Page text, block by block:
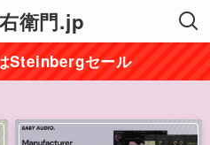
衛門.jp
Steinbergセール